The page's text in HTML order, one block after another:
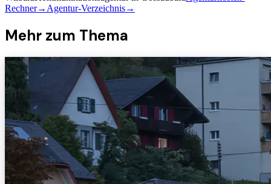
Rechner→ Agentur-Verzeichnis→
Mehr zum Thema